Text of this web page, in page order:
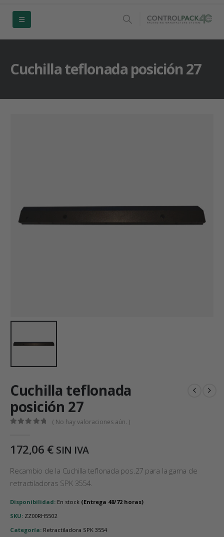
Cuchilla teflonada posición 27
Cuchilla teflonada
posición 27
( No hay valoraciones aún. )
172,06 € SIN IVA
Recambio de la Cuchilla teflonada pos.27 para la gama de
retractiladoras SPK 3554.
Disponibilidad: En stock
SKU: ZZ00RH5502
Categoría: Retractiladora SPK 3554